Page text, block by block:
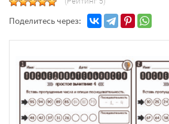
Поделитесь через: